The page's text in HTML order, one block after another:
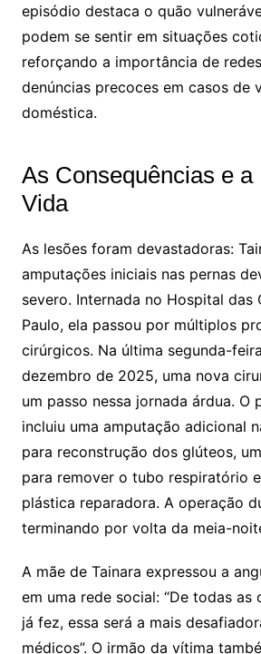
episódio destaca o quão
podem se sentir em situações
reforçando a importância de
denúncias precoces em casos de
doméstica.
As Consequências e a
Vida
As lesões foram devastadoras:
amputações iniciais nas pernas
severo. Internada no Hospital das
Paulo, ela passou por múltiplos
cirúrgicos. Na última segunda-
dezembro de 2025, uma nova
um passo nessa jornada árdua. O
incluiu uma amputação adicional
para reconstrução dos glúteos,
para remover o tubo respiratório
plástica reparadora. A operação
terminando por volta da meia-
A mãe de Tainara expressou a
em uma rede social: “De todas as
já fez, essa será a mais
médicos”. O irmão da vítima